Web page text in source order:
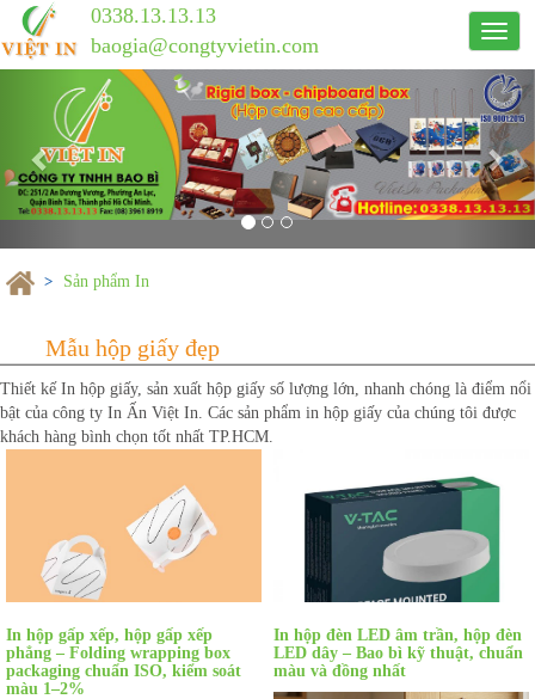
Công
ty
in
ấn
Việt
In
0338.13.13.13
baogia@congtyvietin.com
Previous
Thiết kế In hộp giấy, sản xuất hộp giấy số lượng lớn, nhanh chóng là điểm nổi
bật của công ty In Ấn Việt In. Các sản phẩm in hộp giấy của chúng tôi được
khách hàng bình chọn tốt nhất TP.HCM.
In hộp gấp xếp, hộp gấp xếp
phẳng – Folding wrapping box
packaging chuẩn ISO, kiểm soát
màu 1–2%
In hộp đèn LED âm trần, hộp đèn
LED dây – Bao bì kỹ thuật, chuẩn
màu và đồng nhất